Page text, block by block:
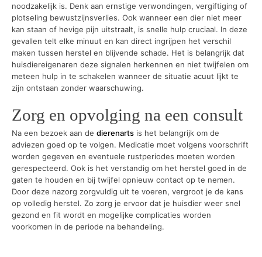
noodzakelijk is. Denk aan ernstige verwondingen, vergiftiging of
plotseling bewustzijnsverlies. Ook wanneer een dier niet meer
kan staan of hevige pijn uitstraalt, is snelle hulp cruciaal. In deze
gevallen telt elke minuut en kan direct ingrijpen het verschil
maken tussen herstel en blijvende schade. Het is belangrijk dat
huisdiereigenaren deze signalen herkennen en niet twijfelen om
meteen hulp in te schakelen wanneer de situatie acuut lijkt te
zijn ontstaan zonder waarschuwing.
Zorg en opvolging na een consult
Na een bezoek aan de dierenarts is het belangrijk om de
adviezen goed op te volgen. Medicatie moet volgens voorschrift
worden gegeven en eventuele rustperiodes moeten worden
gerespecteerd. Ook is het verstandig om het herstel goed in de
gaten te houden en bij twijfel opnieuw contact op te nemen.
Door deze nazorg zorgvuldig uit te voeren, vergroot je de kans
op volledig herstel. Zo zorg je ervoor dat je huisdier weer snel
gezond en fit wordt en mogelijke complicaties worden
voorkomen in de periode na behandeling.